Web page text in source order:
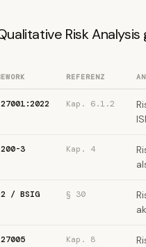
Risk
REFERENZ
Kap. 6.1.2
3 Kap. 4
/ BSIG § 30
Kap. 8